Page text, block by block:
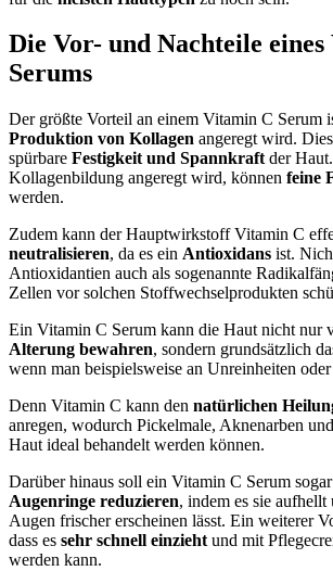
Die Vor- und Nachteile
Serums
Der größte Vorteil an einem Vitamin C Serum
Produktion von Kollagen angeregt wird.
spürbare Festigkeit und Spannkraft der
Kollagenbildung angeregt wird, können feine
werden.
Zudem kann der Hauptwirkstoff Vitamin C
neutralisieren, da es ein Antioxidans ist.
Antioxidantien auch als sogenannte
Zellen vor solchen Stoffwechselprodukten
Ein Vitamin C Serum kann die Haut nicht nur
Alterung bewahren, sondern grundsätzlich
wenn man beispielsweise an Unreinheiten
Denn Vitamin C kann den natürlichen
anregen, wodurch Pickelmale, Aknenarben
Haut ideal behandelt werden können.
Darüber hinaus soll ein Vitamin C Serum
Augenringe reduzieren, indem es sie
Augen frischer erscheinen lässt. Ein weiterer
dass es sehr schnell einzieht und mit
werden kann.